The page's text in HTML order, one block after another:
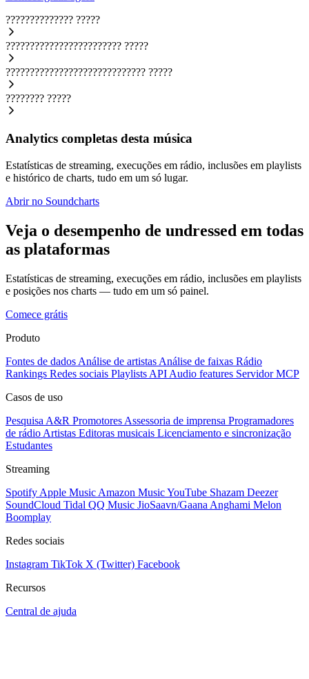
?????????????? ?????
???????????????????????? ?????
????????????????????????????? ?????
???????? ?????
Analytics completas desta música
Estatísticas de streaming, execuções em rádio, inclusões em playlists
e histórico de charts, tudo em um só lugar.
Abrir no Soundcharts
Veja o desempenho de undressed em todas
as plataformas
Estatísticas de streaming, execuções em rádio, inclusões em playlists
e posições nos charts — tudo em um só painel.
Comece grátis
Produto
Fontes de dados Análise de artistas Análise de faixas Rádio
Rankings Redes sociais Playlists API Audio features Servidor MCP
Casos de uso
Pesquisa A&R Promotores Assessoria de imprensa Programadores
de rádio Artistas Editoras musicais Licenciamento e sincronização
Estudantes
Streaming
Spotify Apple Music Amazon MusicYouTube Shazam Deezer
SoundCloud Tidal QQ Music JioSaavn/Gaana Anghami Melon
Boomplay
Redes sociais
Instagram TikTok X (Twitter) Facebook
Recursos
Central de ajuda